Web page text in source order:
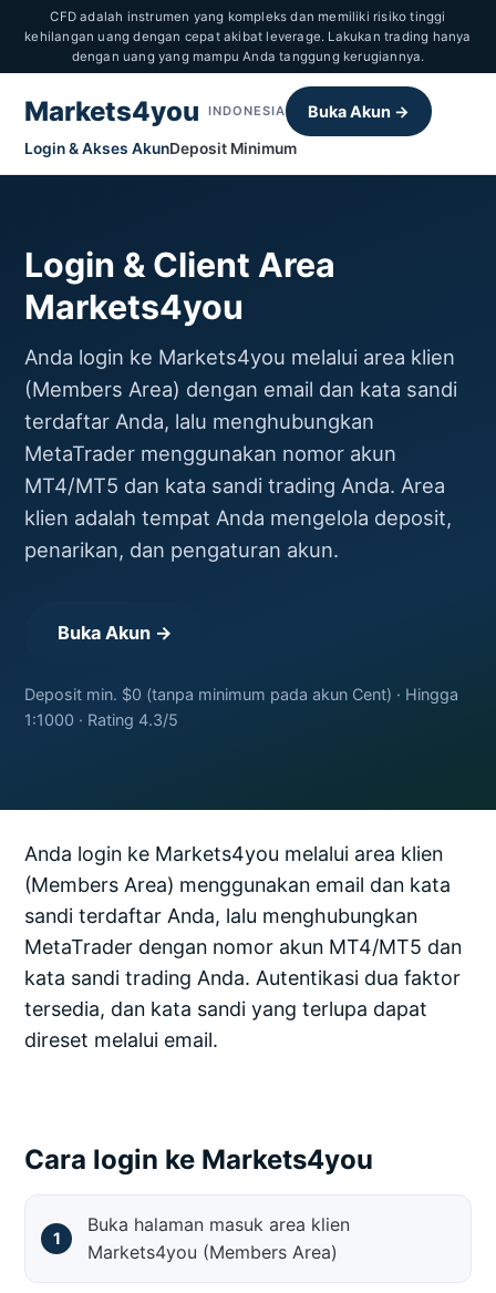
CFD adalah instrumen yang kompleks dan memiliki risiko tinggi
kehilangan uang dengan cepat akibat leverage. Lakukan trading hanya
dengan uang yang mampu Anda tanggung kerugiannya.
Markets4you INDONESIA
Login & Akses AkunDeposit Minimum
Buka Akun →
Login & Client Area
Markets4you
Anda login ke Markets4you melalui area klien
(Members Area) dengan email dan kata sandi
terdaftar Anda, lalu menghubungkan
MetaTrader menggunakan nomor akun
MT4/MT5 dan kata sandi trading Anda. Area
klien adalah tempat Anda mengelola deposit,
penarikan, dan pengaturan akun.
Buka Akun →
Deposit min. $0 (tanpa minimum pada akun Cent) · Hingga
1:1000 · Rating 4.3/5
Anda login ke Markets4you melalui area klien
(Members Area) menggunakan email dan kata
sandi terdaftar Anda, lalu menghubungkan
MetaTrader dengan nomor akun MT4/MT5 dan
kata sandi trading Anda. Autentikasi dua faktor
tersedia, dan kata sandi yang terlupa dapat
direset melalui email.
Cara login ke Markets4you
Buka halaman masuk area klien
Markets4you (Members Area)